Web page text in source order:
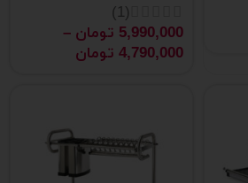
(1)
5,990,000 تومان –
4,790,000 تومان